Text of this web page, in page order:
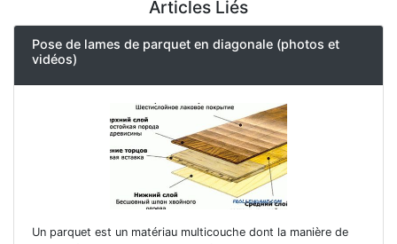
Articles Liés
Pose de lames de parquet en diagonale (photos et
vidéos)
Un parquet est un matériau multicouche dont la manière de